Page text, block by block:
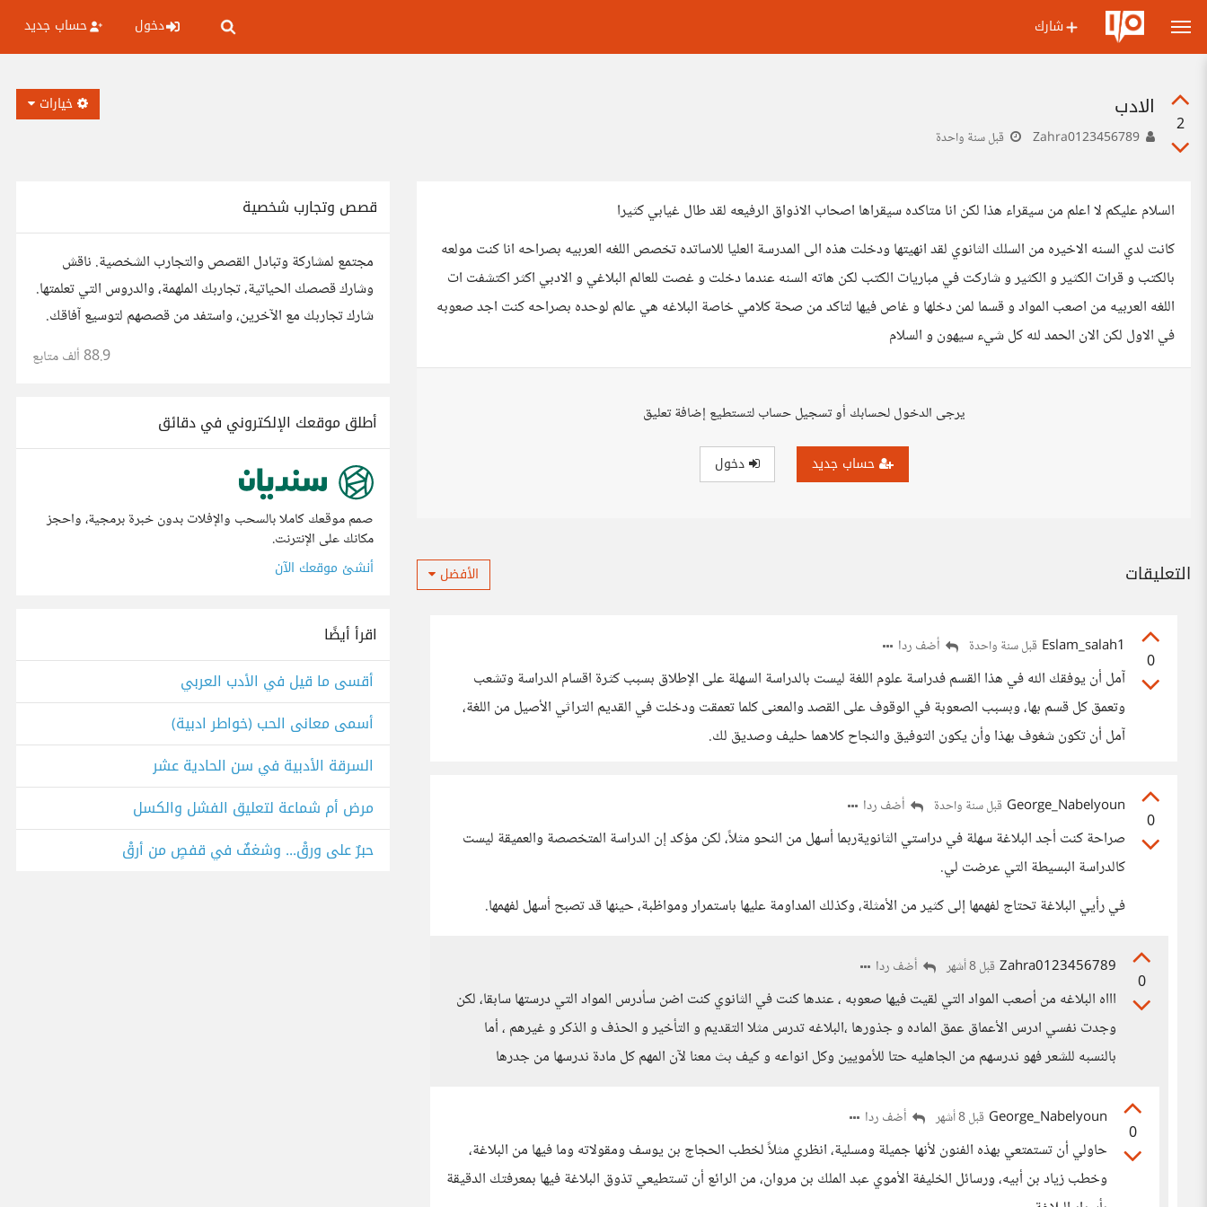
شارك دخول حساب جديد
2
الادب
قبل سنة واحدة
خيارات
السلام عليكم لا اعلم من سيقراء هذا لكن انا متاكده سيقراها اصحاب الاذواق الرفيعه لقد طال غيابي كثيرا
كانت لدي السنه الاخيره من السلك الثانوي لقد انهيتها ودخلت هذه الى المدرسة العليا للاساتده تخصص اللغه العربيه بصراحه انا كنت مولعه
بالكتب و قرات الكثير و الكثير و شاركت في مباريات الكتب لكن هاته السنه عندما دخلت و غصت للعالم البلاغي و الادبي اكثر اكتشفت ات
اللغه العربيه من اصعب المواد و قسما لمن دخلها و غاص فيها لتاكد من صحة كلامي خاصة البلاغه هي عالم لوحده بصراحه كنت اجد صعوبه
في الاول لكن الان الحمد لله كل شيء سيهون و السلام
يرجى الدخول لحسابك أو تسجيل حساب لتستطيع إضافة تعليق
حساب جديد دخول
التعليقات الأفضل
0
Eslam_salah1 قبل سنة واحدة أضف ردا
آمل أن يوفقك الله في هذا القسم فدراسة علوم اللغة ليست بالدراسة السهلة على الإطلاق بسبب كثرة اقسام الدراسة وتشعب
وتعمق كل قسم بها، وبسبب الصعوبة في الوقوف على القصد والمعنى كلما تعمقت ودخلت في القديم التراثي الأصيل من اللغة،
آمل أن تكون شغوف بهذا وأن يكون التوفيق والنجاح كلاهما حليف وصديق لك.
0
George_Nabelyoun قبل سنة واحدة أضف ردا
صراحة كنت أجد البلاغة سهلة في دراستي الثانويةربما أسهل من النحو مثلاً، لكن مؤكد إن الدراسة المتخصصة والعميقة ليست
كالدراسة البسيطة التي عرضت لي.
في رأيي البلاغة تحتاج لفهمها إلى كثير من الأمثلة، وكذلك المداومة عليها باستمرار ومواظبة، حينها قد تصبح أسهل لفهمها.
0
Zahra0123456789 قبل 8 أشهر أضف ردا
اااه البلاغه من أصعب المواد التي لقيت فيها صعوبه ، عندها كنت في الثانوي كنت اضن سأدرس المواد التي درستها سابقا، لكن
وجدت نفسي ادرس الأعماق عمق الماده و جذورها ،البلاغه تدرس مثلا التقديم و التأخير و الحذف و الذكر و غيرهم ، أما
بالنسبه للشعر فهو ندرسهم من الجاهليه حتا للأمويين وكل انواعه و كيف بث معنا لآن المهم كل مادة ندرسها من جدرها
0
George_Nabelyoun قبل 8 أشهر أضف ردا
حاولي أن تستمتعي بهذه الفنون لأنها جميلة ومسلية، انظري مثلاً لخطب الحجاج بن يوسف ومقولاته وما فيها من البلاغة،
وخطب زياد بن أبيه، ورسائل الخليفة الأموي عبد الملك بن مروان، من الرائع أن تستطيعي تذوق البلاغة فيها بمعرفتك الدقيقة
قصص وتجارب شخصية
مجتمع لمشاركة وتبادل القصص والتجارب الشخصية. ناقش
وشارك قصصك الحياتية، تجاربك الملهمة، والدروس التي تعلمتها.
شارك تجاربك مع الآخرين، واستفد من قصصهم لتوسيع آفاقك.
88.9 ألف متابع
أطلق موقعك الإلكتروني في دقائق
صمم موقعك كاملا بالسحب والإفلات بدون خبرة برمجية، واحجز
مكانك على الإنترنت.
أنشئ موقعك الآن
اقرأ أيضًا
أقسى ما قيل في الأدب العربي
أسمى معانى الحب (خواطر ادبية)
السرقة الأدبية في سن الحادية عشر
مرض أم شماعة لتعليق الفشل والكسل
حبرٌ على ورقْ... وشغفٌ في قفصٍ من أرقْ